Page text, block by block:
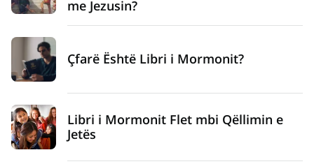
me Jezusin?
Çfarë Është Libri i Mormonit?
Libri i Mormonit Flet mbi Qëllimin e
Jetës